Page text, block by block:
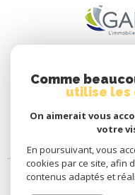
Comme
utilise les
On aimerait vous
votre
En poursuivant, vous
cookies par ce site, afin
contenus adaptés et